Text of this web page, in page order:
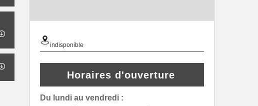
indisponible
Horaires d'ouverture
Du lundi au vendredi :